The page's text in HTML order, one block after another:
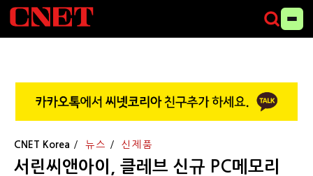
CNET Korea 뉴스 신제품
서린씨앤아이, 클레브 신규 PC메모리